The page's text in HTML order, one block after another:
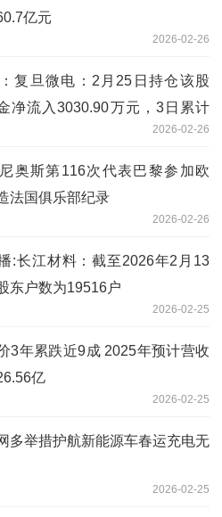
亿元
2026-02-26
复旦微电：2月25日持仓该股
净流入3030.90万元，3日累计
2026-02-26
奥斯第116次代表巴黎参加欧
法国俱乐部纪录
2026-02-26
:长江材料：截至2026年2月13
东户数为19516户
2026-02-25
3年累跌近9成 2025年预计营收
亿
2026-02-25
多举措护航新能源车春运充电无
2026-02-25